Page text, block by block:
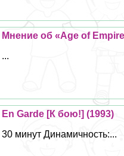
Мнение об «Age of
...
En Garde [К бою!] (1993)
30 минут Динамичность:...